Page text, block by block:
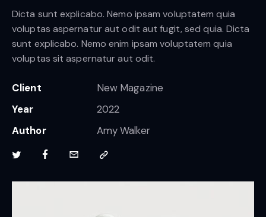
Dicta sunt explicabo. Nemo ipsam voluptatem quia
voluptas aspernatur aut odit aut fugit, sed quia. Dicta
sunt explicabo. Nemo enim ipsam voluptatem quia
voluptas sit aspernatur aut odit.
Client
New Magazine
Year
2022
Author
Amy Walker